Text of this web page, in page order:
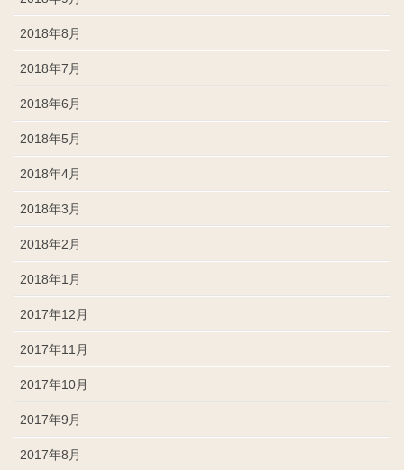
2018年8月
2018年7月
2018年6月
2018年5月
2018年4月
2018年3月
2018年2月
2018年1月
2017年12月
2017年11月
2017年10月
2017年9月
2017年8月